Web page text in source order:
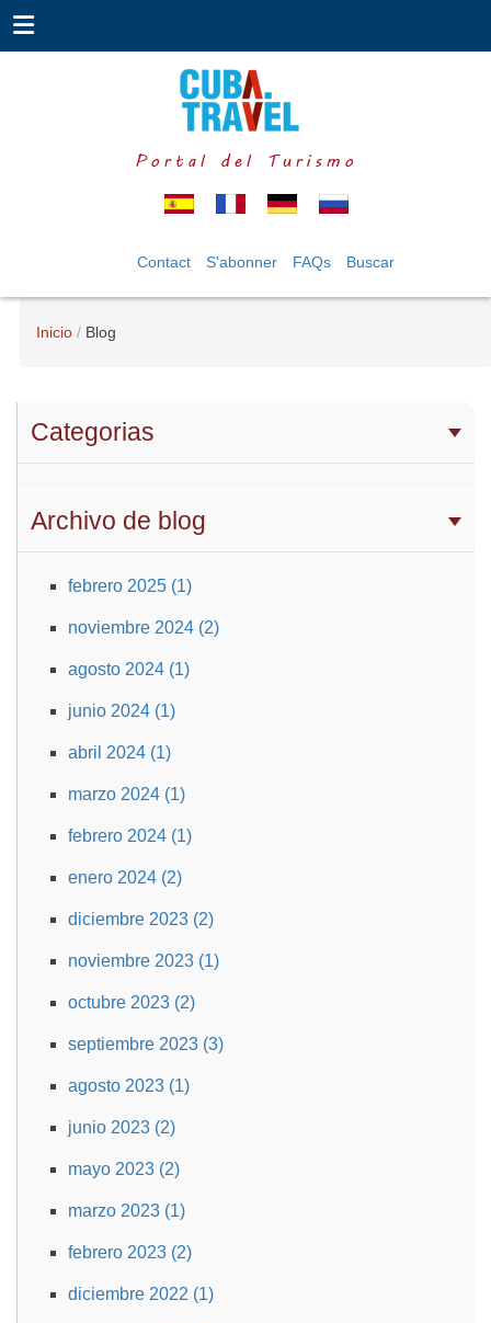
Portal del Turismo
Contact S'abonner FAQs Buscar
Inicio Blog
Categorias
Archivo de blog
febrero 2025 (1)
noviembre 2024 (2)
agosto 2024 (1)
junio 2024 (1)
abril 2024 (1)
marzo 2024 (1)
febrero 2024 (1)
enero 2024 (2)
diciembre 2023 (2)
noviembre 2023 (1)
octubre 2023 (2)
septiembre 2023 (3)
agosto 2023 (1)
junio 2023 (2)
mayo 2023 (2)
marzo 2023 (1)
febrero 2023 (2)
diciembre 2022 (1)